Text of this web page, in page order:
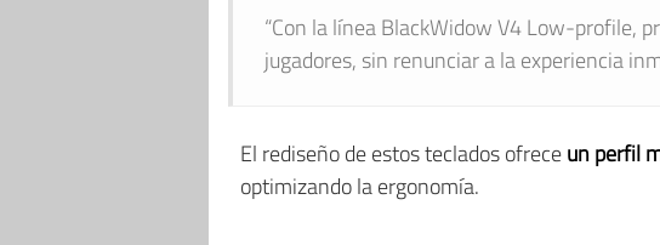
“Con la línea BlackWidow V4 Low-profile,
jugadores, sin renunciar a la experiencia
El rediseño de estos teclados ofreceun perfil
optimizando la ergonomía.